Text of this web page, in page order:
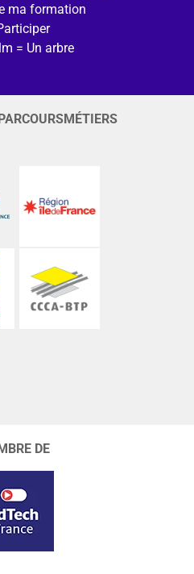
ma formation
= Un arbre
DE